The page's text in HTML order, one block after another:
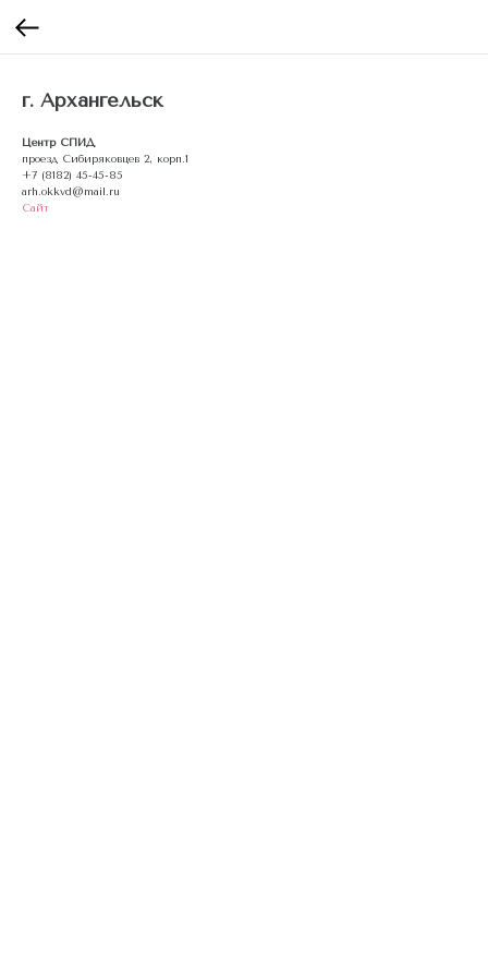
г. Архангельск
Центр СПИД
проезд Сибиряковцев 2, корп.1
+7 (8182) 45-45-85
arh.okkvd@mail.ru
Сайт